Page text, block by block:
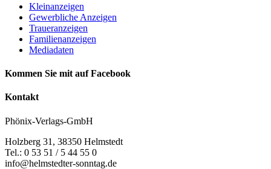
Kleinanzeigen
Gewerbliche Anzeigen
Traueranzeigen
Familienanzeigen
Mediadaten
Kommen Sie mit auf Facebook
Kontakt
Phönix-Verlags-GmbH
Holzberg 31, 38350 Helmstedt
Tel.: 0 53 51 / 5 44 55 0
info@helmstedter-sonntag.de